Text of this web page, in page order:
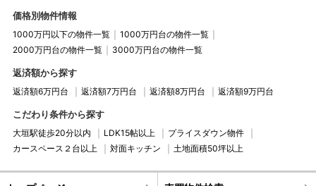
価格別物件情報
1000万円以下の物件一覧
1000万円台の物件一覧
2000万円台の物件一覧
3000万円台の物件一覧
返済額から探す
返済額6万円台 返済額7万円台 返済額8万円台 返済額9万円台
こだわり条件から探す
大垣駅徒歩20分以内 LDK15帖以上
プライスダウン物件
カースペース２台以上
対面キッチン 土地面積50坪以上